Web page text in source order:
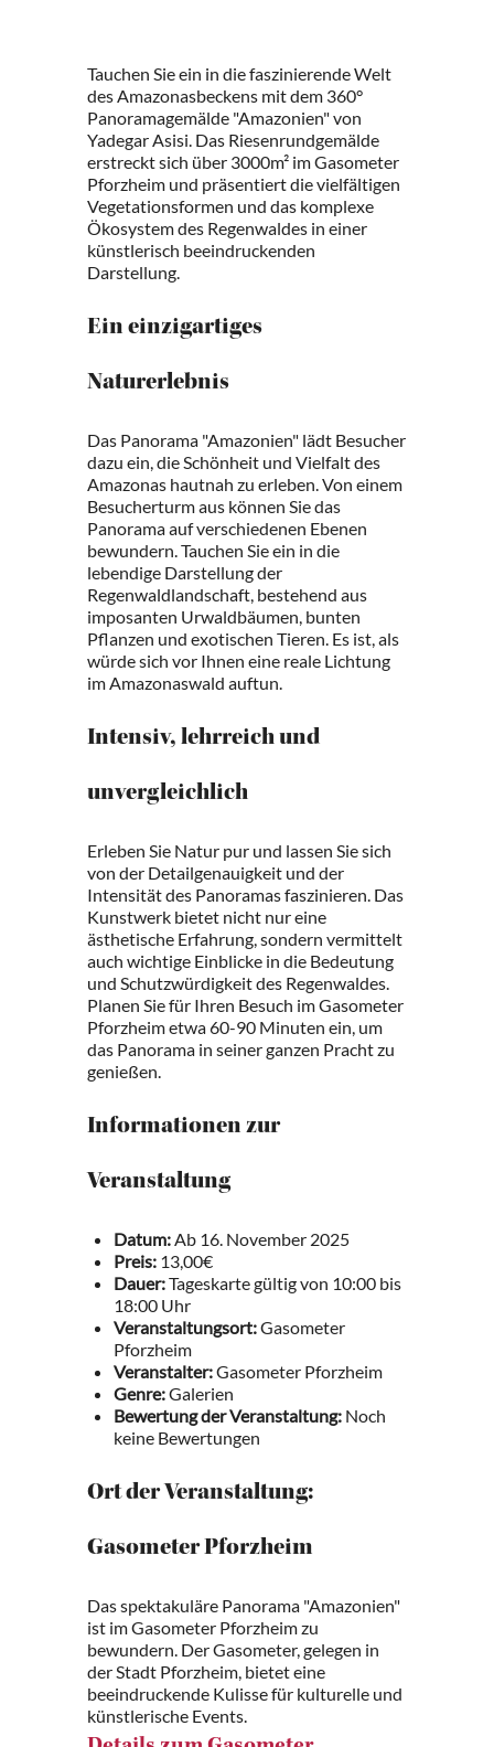
Tauchen Sie ein in die faszinierende Welt
des Amazonasbeckens mit dem 360°
Panoramagemälde "Amazonien" von
Yadegar Asisi. Das Riesenrundgemälde
erstreckt sich über 3000m² im Gasometer
Pforzheim und präsentiert die vielfältigen
Vegetationsformen und das komplexe
Ökosystem des Regenwaldes in einer
künstlerisch beeindruckenden
Darstellung.
Ein einzigartiges
Naturerlebnis
Das Panorama "Amazonien" lädt Besucher
dazu ein, die Schönheit und Vielfalt des
Amazonas hautnah zu erleben. Von einem
Besucherturm aus können Sie das
Panorama auf verschiedenen Ebenen
bewundern. Tauchen Sie ein in die
lebendige Darstellung der
Regenwaldlandschaft, bestehend aus
imposanten Urwaldbäumen, bunten
Pflanzen und exotischen Tieren. Es ist, als
würde sich vor Ihnen eine reale Lichtung
im Amazonaswald auftun.
Intensiv, lehrreich und
unvergleichlich
Erleben Sie Natur pur und lassen Sie sich
von der Detailgenauigkeit und der
Intensität des Panoramas faszinieren. Das
Kunstwerk bietet nicht nur eine
ästhetische Erfahrung, sondern vermittelt
auch wichtige Einblicke in die Bedeutung
und Schutzwürdigkeit des Regenwaldes.
Planen Sie für Ihren Besuch im Gasometer
Pforzheim etwa 60-90 Minuten ein, um
das Panorama in seiner ganzen Pracht zu
genießen.
Informationen zur
Veranstaltung
Datum:Ab 16. November 2025
Preis: 13,00€
Dauer:Tageskarte gültig von 10:00 bis
18:00 Uhr
Veranstaltungsort:Gasometer
Pforzheim
Veranstalter:Gasometer Pforzheim
Genre:Galerien
Bewertung der Veranstaltung: Noch
keine Bewertungen
Ort der Veranstaltung:
Gasometer Pforzheim
Das spektakuläre Panorama "Amazonien"
ist im Gasometer Pforzheim zu
bewundern. Der Gasometer, gelegen in
der Stadt Pforzheim, bietet eine
beeindruckende Kulisse für kulturelle und
künstlerische Events.